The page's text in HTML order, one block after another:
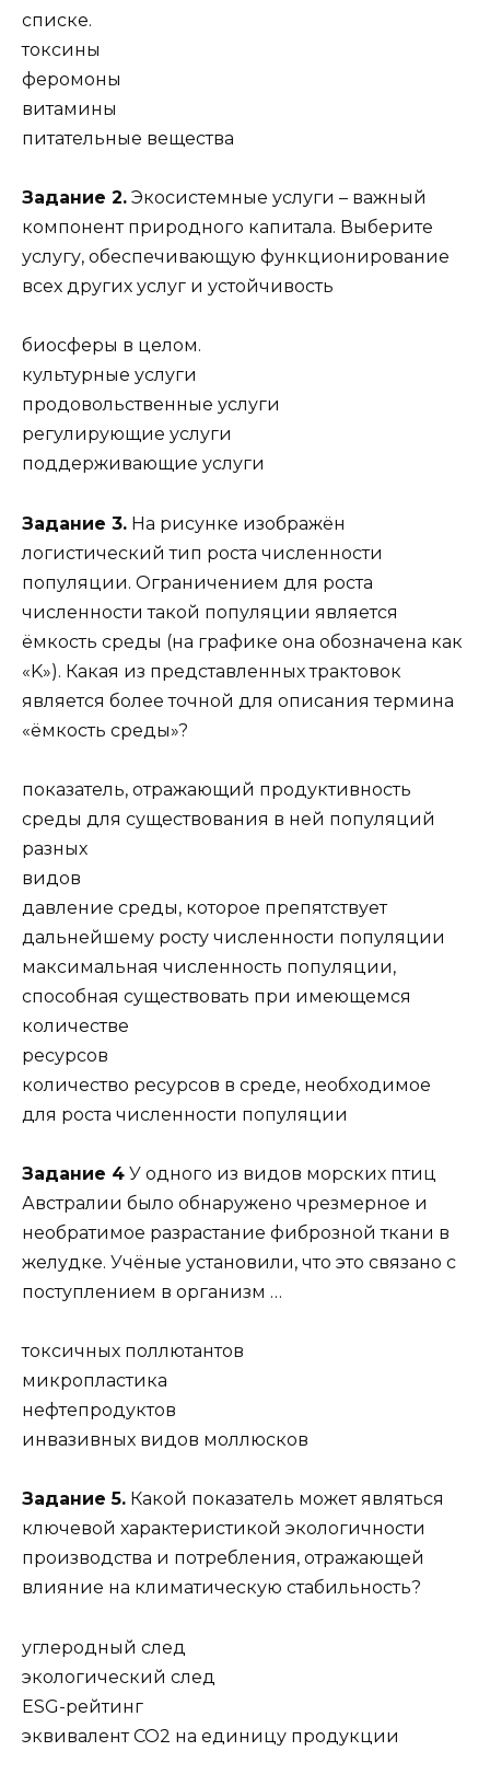
списке.
токсины
феромоны
витамины
питательные вещества
Задание 2. Экосистемные услуги – важный
компонент природного капитала. Выберите
услугу, обеспечивающую функционирование
всех других услуг и устойчивость
биосферы в целом.
культурные услуги
продовольственные услуги
регулирующие услуги
поддерживающие услуги
Задание 3. На рисунке изображён
логистический тип роста численности
популяции. Ограничением для роста
численности такой популяции является
ёмкость среды (на графике она обозначена как
«K»). Какая из представленных трактовок
является более точной для описания термина
«ёмкость среды»?
показатель, отражающий продуктивность
среды для существования в ней популяций
разных
видов
давление среды, которое препятствует
дальнейшему росту численности популяции
максимальная численность популяции,
способная существовать при имеющемся
количестве
ресурсов
количество ресурсов в среде, необходимое
для роста численности популяции
Задание 4 У одного из видов морских птиц
Австралии было обнаружено чрезмерное и
необратимое разрастание фиброзной ткани в
желудке. Учёные установили, что это связано с
поступлением в организм …
токсичных поллютантов
микропластика
нефтепродуктов
инвазивных видов моллюсков
Задание 5. Какой показатель может являться
ключевой характеристикой экологичности
производства и потребления, отражающей
влияние на климатическую стабильность?
углеродный след
экологический след
ESG-рейтинг
эквивалент CO2 на единицу продукции